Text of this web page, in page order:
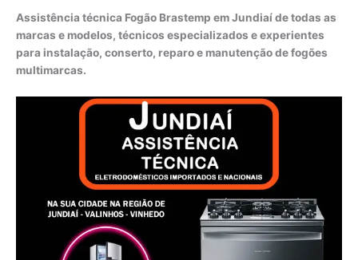
Assistência técnica Fogão Brastemp em Jundiaí de todas as
marcas e modelos, técnicos especializados e experientes
para instalação, conserto, reparo e manutenção de fogões
multimarcas.